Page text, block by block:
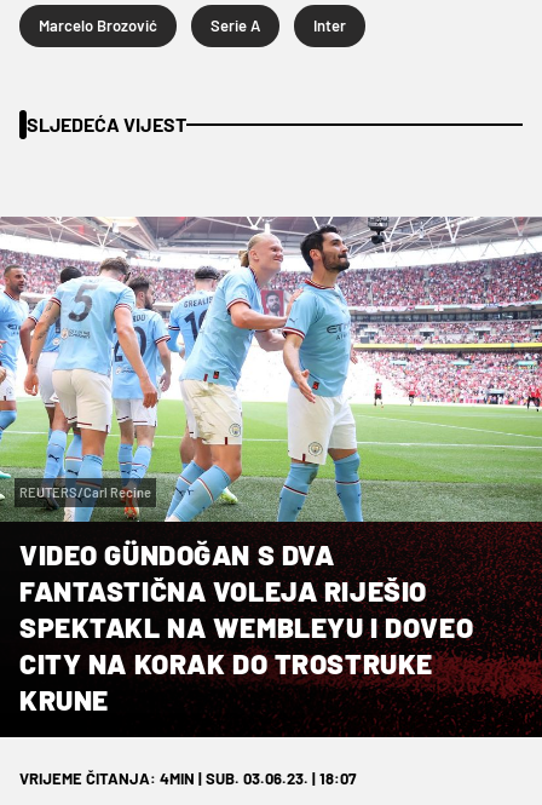
Marcelo Brozović Serie A Inter
SLJEDEĆA VIJEST
REUTERS/Carl Recine
VIDEO GÜNDOĞAN S DVA
FANTASTIČNA VOLEJA RIJEŠIO
SPEKTAKL NA WEMBLEYU I DOVEO
CITY NA KORAK DO TROSTRUKE
KRUNE
VRIJEME ČITANJA: 4MIN | SUB. 03.06.23. | 18:07